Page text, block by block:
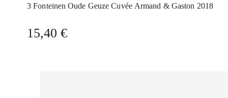
3 Fonteinen Oude Geuze Cuvée Armand & Gaston 2018
15,40 €